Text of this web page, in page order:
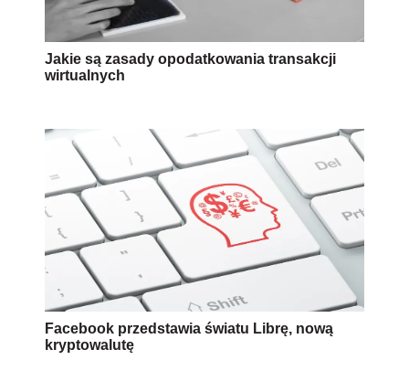
Jakie są zasady opodatkowania transakcji
wirtualnych
Facebook przedstawia światu Librę, nową
kryptowalutę